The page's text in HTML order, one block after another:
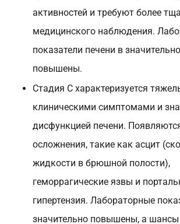
активностей и требуют более
медицинского наблюдения.
показатели печени в
повышены.
Стадия C характеризуется
клиническими симптомами и
дисфункцией печени.
осложнения, такие как асцит
жидкости в брюшной полости),
геморрагические язвы и
гипертензия. Лабораторные
значительно повышены, а шансы